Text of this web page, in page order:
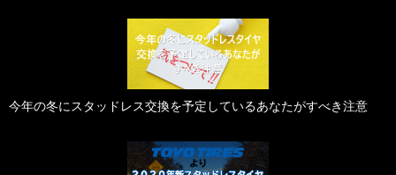
今年の冬にスタッドレス交換を予定しているあなたがすべき注意